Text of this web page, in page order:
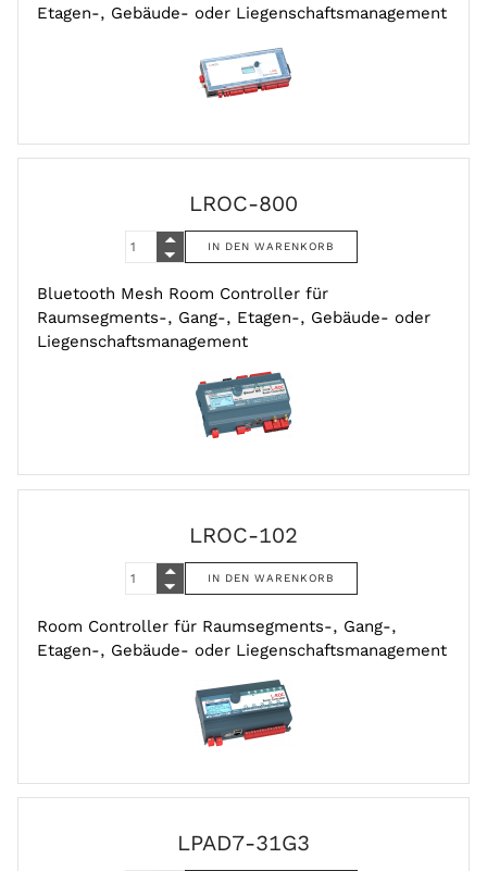
Etagen-, Gebäude- oder Liegenschaftsmanagement
LROC-800
Bluetooth Mesh Room Controller für
Raumsegments-, Gang-, Etagen-, Gebäude- oder
Liegenschaftsmanagement
LROC-102
Room Controller für Raumsegments-, Gang-,
Etagen-, Gebäude- oder Liegenschaftsmanagement
LPAD7-31G3